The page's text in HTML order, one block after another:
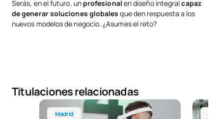
Serás, en el futuro, un profesional en diseño integralcapaz
de generar soluciones globales que den respuesta a los
nuevos modelos de negocio. ¿Asumes el reto?
Titulaciones relacionadas
Madrid
Grado en Ingeniería en Diseño Industrial y Grado